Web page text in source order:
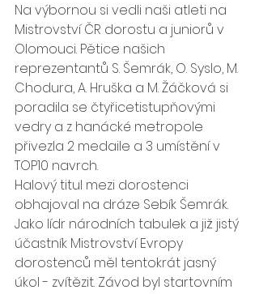
Na výbornou si vedli naši atleti na
Mistrovství ČR dorostu a juniorů v
Olomouci. Pětice našich
reprezentantů S. Šemrák, O. Syslo, M.
Chodura, A. Hruška a M. Žáčková si
poradila se čtyřicetistupňovými
vedry a z hanácké metropole
přivezla 2 medaile a 3 umístění v
TOP10 navrch.
Halový titul mezi dorostenci
obhajoval na dráze Sebík Šemrák.
Jako lídr národních tabulek a již jistý
účastník Mistrovství Evropy
dorostenců měl tentokrát jasný
úkol - zvítězit. Závod byl startovním